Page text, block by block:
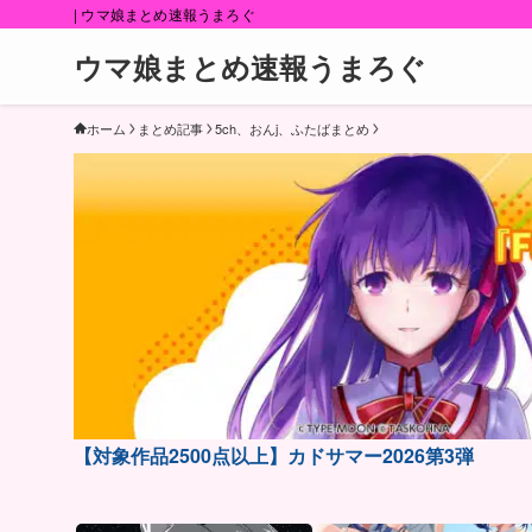
| ウマ娘まとめ速報うまろぐ
ウマ娘まとめ速報うまろぐ
ホーム まとめ記事 5ch、おんj、ふたばまとめ
【対象作品2500点以上】カドサマー2026第3弾